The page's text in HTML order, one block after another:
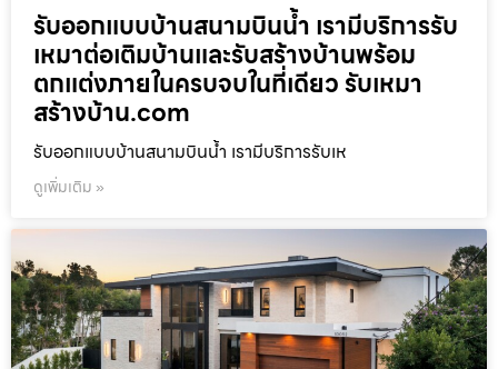
รับออกแบบบ้านสนามบินน้ำ เรามีบริการรับ
เหมาต่อเติมบ้านและรับสร้างบ้านพร้อม
ตกแต่งภายในครบจบในที่เดียว รับเหมา
สร้างบ้าน.com
รับออกแบบบ้านสนามบินน้ำ เรามีบริการรับเห
ดูเพิ่มเติม »